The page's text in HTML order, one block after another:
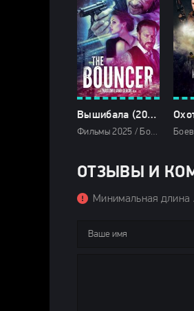
Вышибала (2025)
Фильмы 2025 / Боевики 2025 / Зарубежные фильмы 2025 / Новинки кино 2025 / Последние фильмы 2025 / Смотреть фильмы онлайн
ОТЗЫВЫ И
Минимальная длина